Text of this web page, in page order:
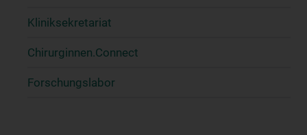
Kliniksekretariat
Chirurginnen.Connect
Forschungslabor